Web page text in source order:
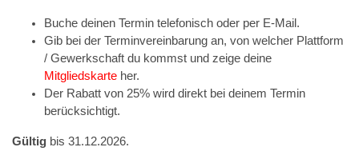
Buche deinen Termin telefonisch oder per E-Mail.
Gib bei der Terminvereinbarung an, von welcher Plattform
/ Gewerkschaft du kommst und zeige deine
Mitgliedskarte her.
Der Rabatt von 25% wird direkt bei deinem Termin
berücksichtigt.
Gültig bis 31.12.2026.